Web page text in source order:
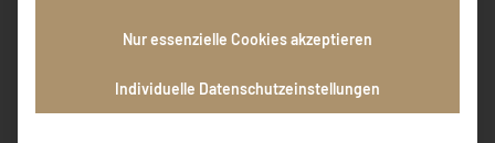
Ingrid u. Fritz Reichl
EINTRAG HINZUFÜGEN
Nur essenzielle Cookies akzeptieren
Individuelle Datenschutzeinstellungen